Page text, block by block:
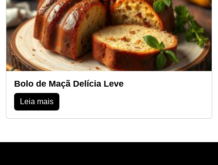
Bolo de Maçã Delícia Leve
Leia mais